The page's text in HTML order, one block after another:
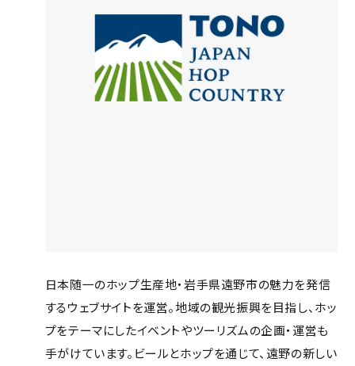
日本随一のホップ生産地・岩手県遠野市の魅力を発信
するウェブサイトを運営。地域の観光振興を目指し、ホッ
プをテーマにしたイベントやツーリズムの企画・運営も
手がけています。ビールとホップを通じて、遠野の新しい